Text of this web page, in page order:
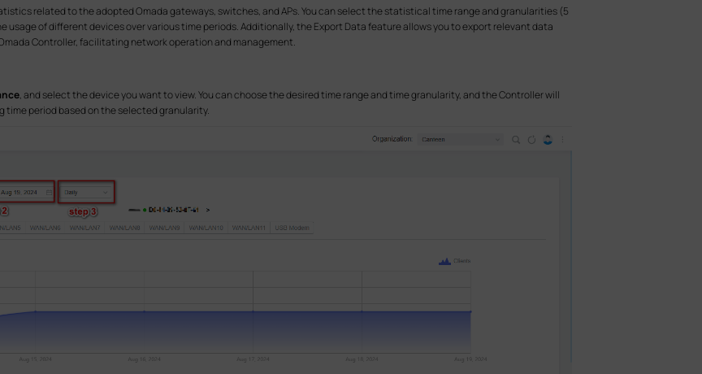
related to the adopted Omada gateways, switches, and APs. You can select the statistical time range and granularities (5
usage of different devices over various time periods. Additionally, the Export Data feature allows you to export relevant data
Controller, facilitating network operation and management.
, and select the device you want to view. You can choose the desired time range and time granularity, and the Controller will
period based on the selected granularity.